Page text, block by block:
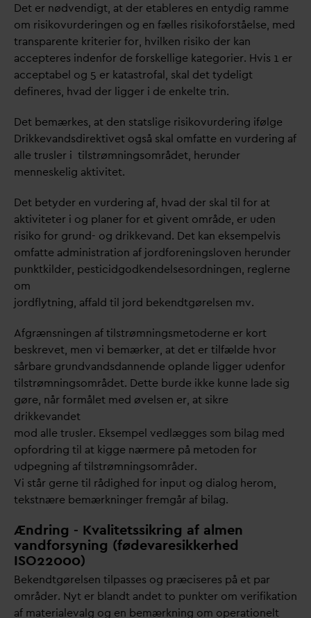
Det er nødvendigt, at der etableres en entydig ramme
om risikovurderingen og en fælles risikoforståelse, med
transparente kriterier for, hvilken risiko der kan
accepteres indenfor de forskellige kategorier. Hvis 1 er
acceptabel og 5 er katastrofal, skal det tydeligt
defineres, hvad der ligger i de enkelte trin.
Det bemærkes, at den statslige risikovurdering ifølge
Drikkevandsdirektivet også skal omfatte en vurdering af
alle trusler i tilstrømningsområdet, herunder
menneskelig aktivitet.
Det betyder en vurdering af, hvad der skal til for at
aktiviteter i og planer for et givent område, er uden
risiko for grund- og drikkevand. Det kan eksempelvis
omfatte administration af jordforeningsloven herunder
punktkilder, pesticidgodkendelsesordningen, reglerne
om
jordflytning, affald til jord bekendtgørelsen mv.
Afgrænsningen af tilstrømningsmetoderne er kort
beskrevet, men vi bemærker, at det er tilfælde hvor
sårbare grundvandsdannende oplande ligger udenfor
tilstrømningsområdet. Dette burde ikke kunne lade sig
gøre, når formålet med øvelsen er, at sikre
drikkevandet
mod alle trusler. Eksempel vedlægges som bilag med
opfordring til at kigge nærmere på metoden for
udpegning af tilstrømningsområder.
Vi står gerne til rådighed for input og dialog herom,
tekstnære bemærkninger fremgår af bilag.
Ændring - Kvalitetssikring af almen
vandforsyning (fødevaresikkerhed
ISO22000)
Bekendtgørelsen tilpasses og præciseres på et par
områder. Nyt er blandt andet to punkter om verifikation
af materialevalg og en bemærkning om operationelt